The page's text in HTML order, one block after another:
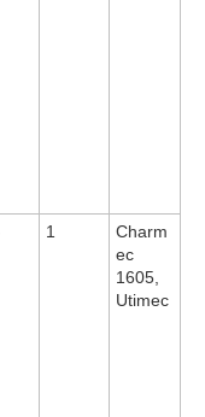
1
Charm
ec
1605,
Utimec